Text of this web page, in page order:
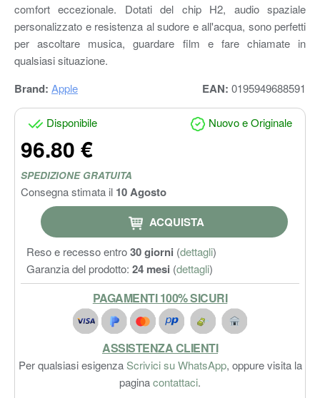
comfort eccezionale. Dotati del chip H2, audio spaziale
personalizzato e resistenza al sudore e all'acqua, sono perfetti
per ascoltare musica, guardare film e fare chiamate in
qualsiasi situazione.
Brand: Apple EAN: 0195949688591
Disponibile Nuovo e Originale
96.80 €
SPEDIZIONE GRATUITA
Consegna stimata il 10 Agosto
ACQUISTA
Reso e recesso entro30 giorni (dettagli)
Garanzia del prodotto: 24 mesi (dettagli)
PAGAMENTI 100% SICURI
ASSISTENZA CLIENTI
Per qualsiasi esigenzaScrivici su WhatsApp, oppure visita la
paginacontattaci.